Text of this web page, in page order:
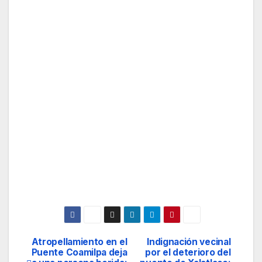
Navegación
Indignación vecinal
por el deterioro del
Atropellamiento en el
Puente Coamilpa deja